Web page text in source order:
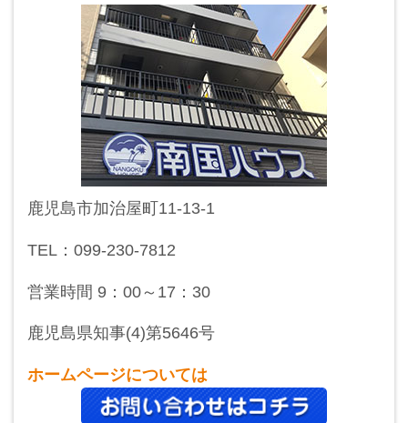
鹿児島市加治屋町11-13-1
TEL：099-230-7812
営業時間 9：00～17：30
鹿児島県知事(4)第5646号
ホームページについては